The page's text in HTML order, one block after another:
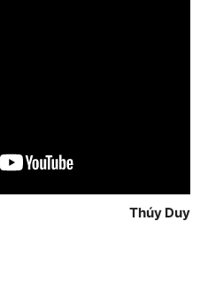
Thúy Duy